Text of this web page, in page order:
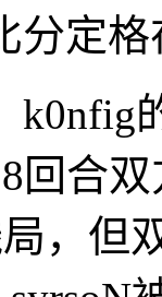
分定格
k0nfig
回合
，但